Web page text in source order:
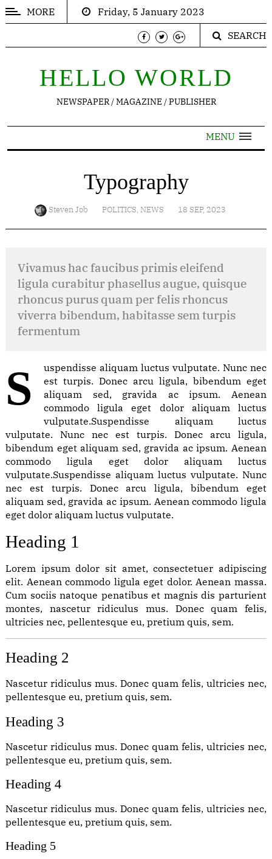
POPULAR
Trending
TRENDING
again
is
there
anyone
who
loves
desires
to
obtain
Magna
aliqua
ut
enim
ad
minim
veniam
18
SEP,
Magna
aliqua
ut
enim
ad
veniam
18
SEP,
2023
aliqua
ut
ad
veniam
18
2023
MORE
Friday, 5 January 2023
SEARCH
HELLO WORLD
NEWSPAPER / MAGAZINE / PUBLISHER
MENU
Typography
Steven Job POLITICS, NEWS 18 SEP, 2023
Vivamus hac faucibus primis eleifend
ligula curabitur phasellus augue, quisque
rhoncus purus quam per felis rhoncus
viverra bibendum, habitasse sem turpis
fermentum
Suspendisse aliquam luctus vulputate. Nunc nec
est turpis. Donec arcu ligula, bibendum eget
aliquam sed, gravida ac ipsum. Aenean
commodo ligula eget dolor aliquam luctus
vulputate.Suspendisse aliquam luctus
vulputate. Nunc nec est turpis. Donec arcu ligula,
bibendum eget aliquam sed, gravida ac ipsum. Aenean
commodo ligula eget dolor aliquam luctus
vulputate.Suspendisse aliquam luctus vulputate. Nunc
nec est turpis. Donec arcu ligula, bibendum eget
aliquam sed, gravida ac ipsum. Aenean commodo ligula
eget dolor aliquam luctus vulputate.
Heading 1
Lorem ipsum dolor sit amet, consectetuer adipiscing
elit. Aenean commodo ligula eget dolor. Aenean massa.
Cum sociis natoque penatibus et magnis dis parturient
montes, nascetur ridiculus mus. Donec quam felis,
ultricies nec, pellentesque eu, pretium quis, sem.
Heading 2
Nascetur ridiculus mus. Donec quam felis, ultricies nec,
pellentesque eu, pretium quis, sem.
Heading 3
Nascetur ridiculus mus. Donec quam felis, ultricies nec,
pellentesque eu, pretium quis, sem.
Heading 4
Nascetur ridiculus mus. Donec quam felis, ultricies nec,
pellentesque eu, pretium quis, sem.
Heading 5